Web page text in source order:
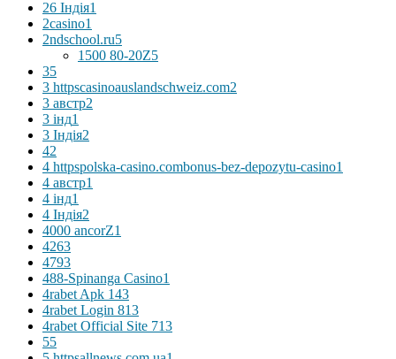
26 Індія1
2casino1
2ndschool.ru5
1500 80-20Z5
35
3 httpscasinoauslandschweiz.com2
3 австр2
3 інд1
3 Індія2
42
4 httpspolska-casino.combonus-bez-depozytu-casino1
4 австр1
4 інд1
4 Індія2
4000 ancorZ1
4263
4793
488-Spinanga Casino1
4rabet Apk 143
4rabet Login 813
4rabet Official Site 713
55